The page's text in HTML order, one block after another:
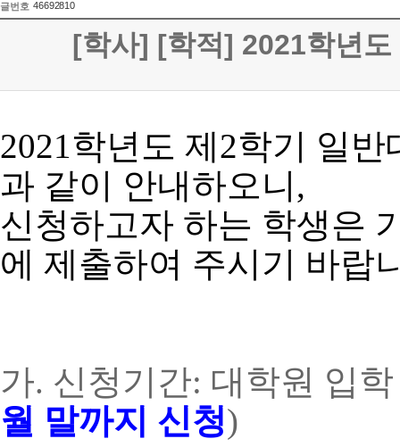
글번호 46692810
[학사] [학적] 2021학년
2021학년도 제2학기 일반
과 같이 안내하오니,
신청하고자 하는 학생은
에 제출하여 주시기 바랍
가. 신청기간: 대학원 입학
월 말까지 신청)